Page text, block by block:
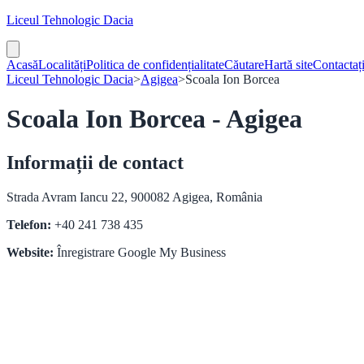
Liceul Tehnologic Dacia
AcasăLocalitățiPolitica de confidențialitateCăutareHartă site
Liceul Tehnologic Dacia>Agigea>Scoala Ion Borcea
Scoala Ion Borcea - Agigea
Informații de contact
Strada Avram Iancu 22, 900082 Agigea, România
Telefon: +40 241 738 435
Website: Înregistrare Google My Business